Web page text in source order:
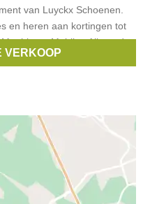
van Luyckx Schoenen.
en heren aan kortingen tot
• Mobils • Allrounder
VERKOOP